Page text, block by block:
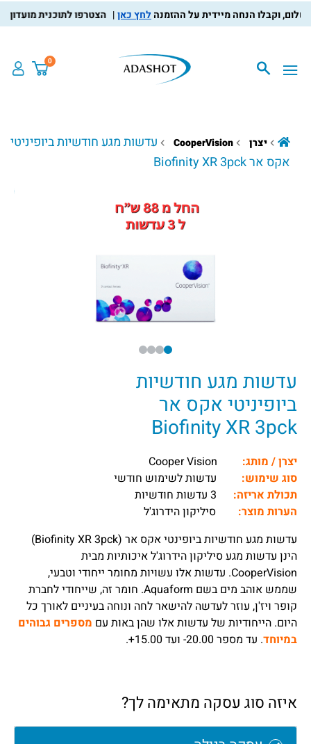
לחץ כאן הצטרפו לתוכנית מועדון
0
יצרן CooperVision
עדשות מגע חודשיות ביופיניטי
אקס אר Biofinity XR 3pck
עדשות מגע חודשיות
ביופיניטי אקס אר
Biofinity XR 3pck
יצרן / מותג:
סוג שימוש:
עדשות לשימוש חודשי
תכולת אריזה:
הערות מוצר:
סיליקון הידרוג'ל
עדשות מגע חודשיות ביופינטי אקס אר (Biofinity XR 3pck)
הינן עדשות מגע סיליקון הידרוג'ל איכותיות מבית
CooperVision. עדשות אלו עשויות מחומר ייחודי וטבעי,
שממש אוהב מים בשם Aquaform. חומר זה, שייחודי לחברת
קופר ויז'ן, עוזר לעדשה להישאר לחה ונוחה בעיניים לאורך כל
היום. הייחודיות של עדשות אלו שהן באות עם מספרים גבוהים
במיוחד. עד מספר 20.00- ועד 15.00+.
איזה סוג עסקה מתאימה לך?